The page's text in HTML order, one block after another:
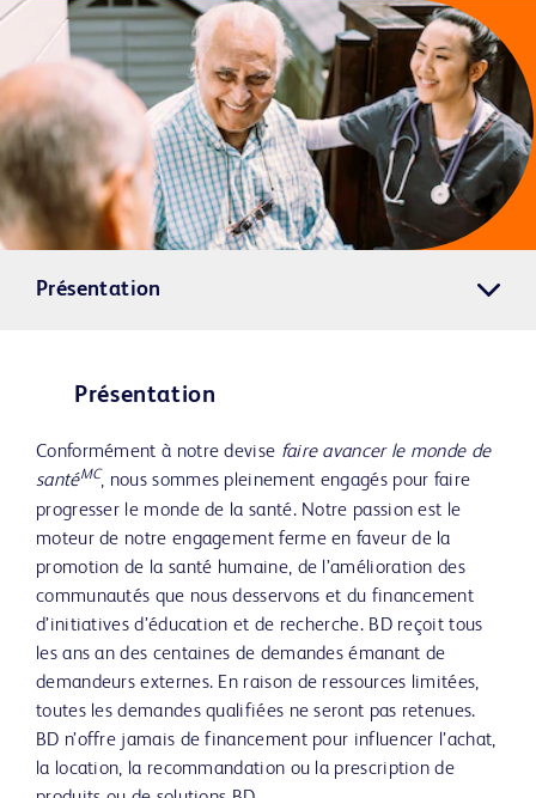
Présentation
Présentation
Conformément à notre devise faire avancer le monde de
santéMC, nous sommes pleinement engagés pour faire
progresser le monde de la santé. Notre passion est le
moteur de notre engagement ferme en faveur de la
promotion de la santé humaine, de l’amélioration des
communautés que nous desservons et du financement
d’initiatives d’éducation et de recherche. BD reçoit tous
les ans an des centaines de demandes émanant de
demandeurs externes. En raison de ressources limitées,
toutes les demandes qualifiées ne seront pas retenues.
BD n’offre jamais de financement pour influencer l’achat,
la location, la recommandation ou la prescription de